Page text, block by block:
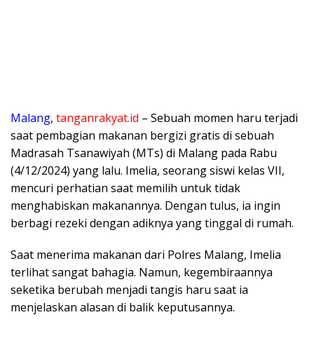
Malang, tanganrakyat.id – Sebuah momen haru terjadi
saat pembagian makanan bergizi gratis di sebuah
Madrasah Tsanawiyah (MTs) di Malang pada Rabu
(4/12/2024) yang lalu. Imelia, seorang siswi kelas VII,
mencuri perhatian saat memilih untuk tidak
menghabiskan makanannya. Dengan tulus, ia ingin
berbagi rezeki dengan adiknya yang tinggal di rumah.
Saat menerima makanan dari Polres Malang, Imelia
terlihat sangat bahagia. Namun, kegembiraannya
seketika berubah menjadi tangis haru saat ia
menjelaskan alasan di balik keputusannya.